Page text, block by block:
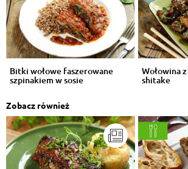
Bitki wołowe faszerowane
szpinakiem w sosie
Wołowina
shitake
Zobacz również